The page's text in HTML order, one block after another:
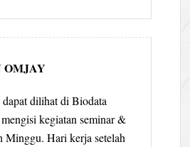
OMJAY
dilihat di Biodata
kegiatan seminar &
Minggu. Hari kerja setelah